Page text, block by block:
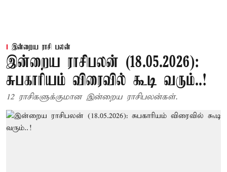
இன்றைய ராசி பலன்
இன்றைய ராசிபலன் (18.05.2026):
சுபகாரியம் விரைவில் கூடி வரும்..!
12 ராசிகளுக்குமான இன்றைய ராசிபலன்கள்.